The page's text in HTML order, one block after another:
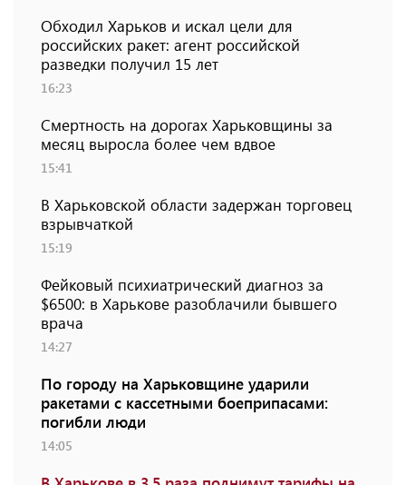
Обходил Харьков и искал цели для
российских ракет: агент российской
разведки получил 15 лет
16:23
Смертность на дорогах Харьковщины за
месяц выросла более чем вдвое
15:41
В Харьковской области задержан торговец
взрывчаткой
15:19
Фейковый психиатрический диагноз за
$6500: в Харькове разоблачили бывшего
врача
14:27
По городу на Харьковщине ударили
ракетами с кассетными боеприпасами:
погибли люди
14:05